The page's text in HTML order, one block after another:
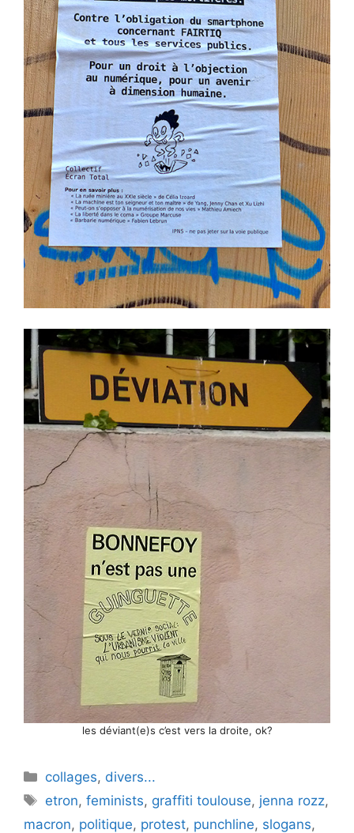
les déviant(e)s c’est vers la droite, ok?
Catégories
collages, divers...
Étiquettes
etron,feminists, graffiti toulouse, jenna rozz,
macron, politique, protest, punchline, slogans,